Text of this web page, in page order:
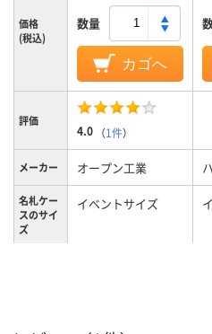
価格
(税込)
数量
カゴへ
評価
4.0 （1件）
メーカー オープン工業
名札ケー
スのサイ
ズ
イベントサイズ